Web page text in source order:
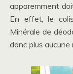
apparemment
En effet, le
Minérale de
donc plus